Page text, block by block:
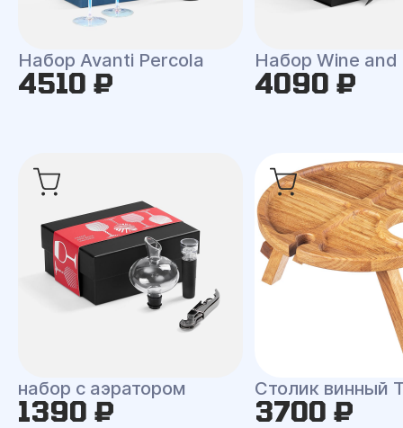
Набор Avanti Percola
4510 ₽
Набор Wine and
4090 ₽
набор с аэратором
1390 ₽
Столик винный
3700 ₽